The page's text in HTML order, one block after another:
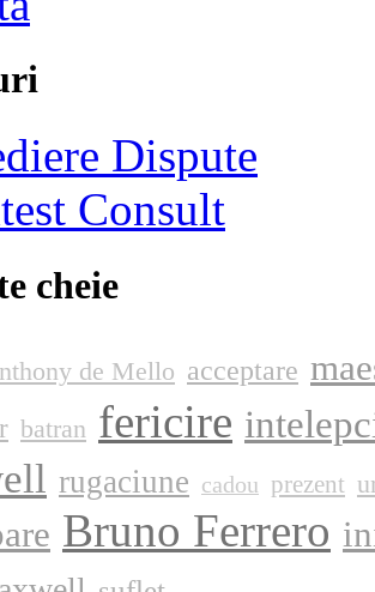
Dispute
Consult
cheie
de Mello acceptare
batran fericire
rugaciune cadou prezent
Bruno Ferrero